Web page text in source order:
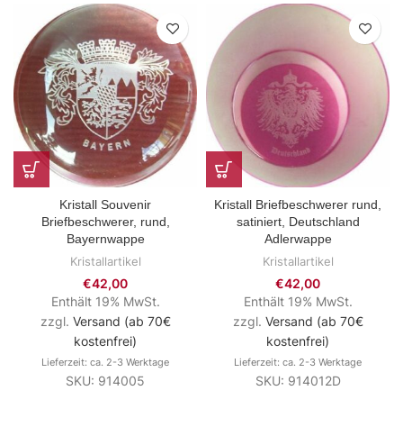
Kristall Souvenir
Briefbeschwerer, rund,
Bayernwappe
Kristallartikel
€42,00
Enthält 19% MwSt.
zzgl. Versand (ab 70€
kostenfrei)
Lieferzeit: ca. 2-3 Werktage
SKU: 914005
Kristall Briefbeschwerer rund,
satiniert, Deutschland
Adlerwappe
Kristallartikel
€42,00
Enthält 19% MwSt.
zzgl. Versand (ab 70€
kostenfrei)
Lieferzeit: ca. 2-3 Werktage
SKU: 914012D